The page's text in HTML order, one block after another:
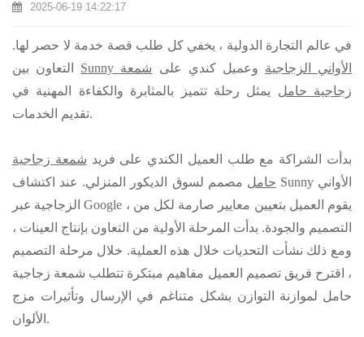
2025-06-19 14:22:17
في عالم التجارة الدولية ، يخفي كل طلب قصة خدمة لا حصر لها.
Sunny الأواني الزجاجية وعميل كندي على شمعة
زجاجية حامل يمثل رحلة تتميز بالمثابرة والكفاءة المهنية في
تقديم الخدمات.
بدأت الشراكة مع طلب العميل الكندي على فريد شمعة زجاجية
حامل Sunny الأواني
الزجاجية عبر Google ، يقوم العميل بتعيين معايير صارمة لكل من
التصميم والجودة. بدأت المرحلة الأولية من التعاون بإنتاج العينات ،
ومع ذلك نشأت التحديات خلال هذه العملية. خلال مرحلة التصميم
، اقترح فريق تصميم العميل مفاهيم مبتكرة تتطلب شمعة زجاجية
حامل لموازنة التوازن بشكل متناغم في الإرسال وتأثيرات مزج
الألوان.